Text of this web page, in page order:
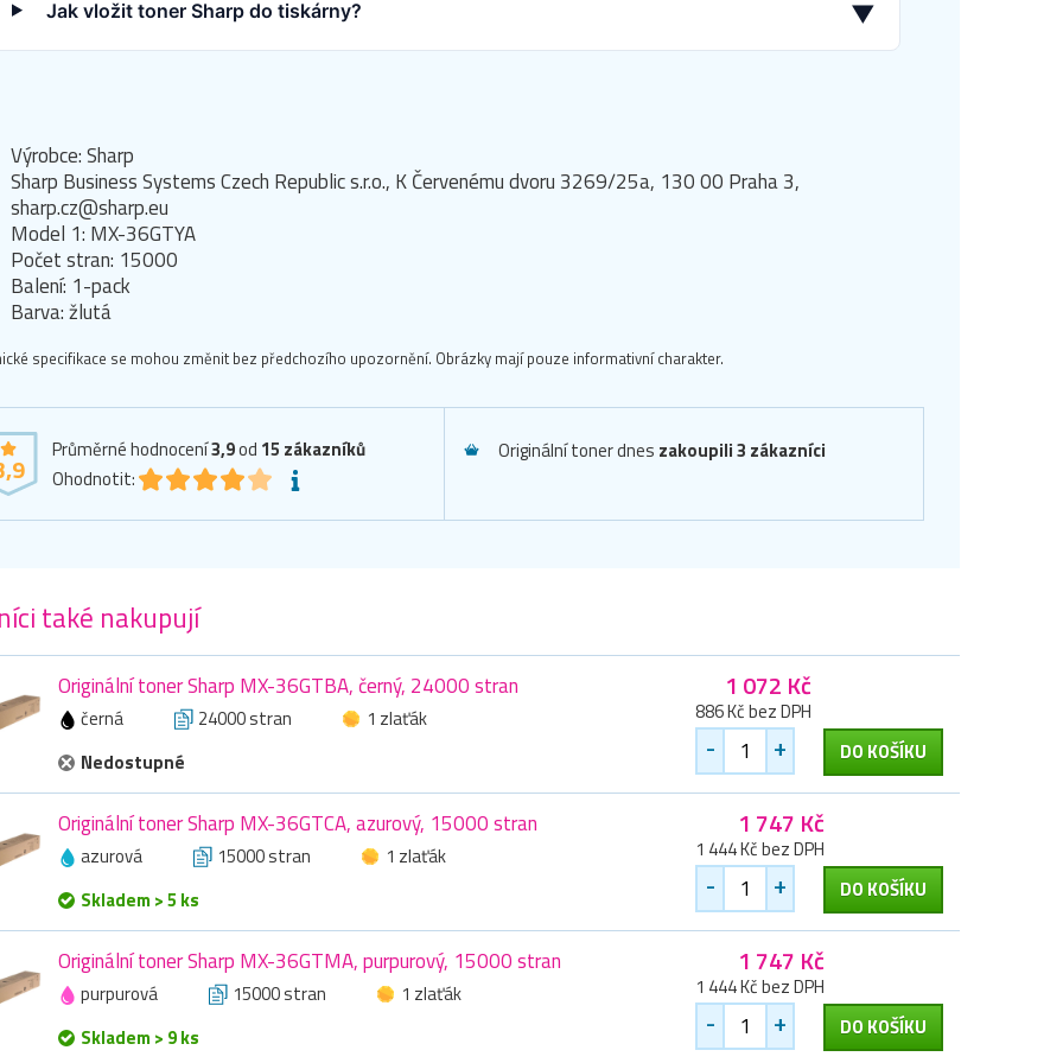
Jak vložit toner Sharp do tiskárny? ▼
Výrobce: Sharp
Sharp Business Systems Czech Republic s.r.o., K Červenému dvoru 3269/25a, 130 00 Praha 3,
sharp.cz@sharp.eu
Model 1: MX-36GTYA
Počet stran: 15000
Balení: 1-pack
Barva: žlutá
specifikace se mohou změnit bez předchozího upozornění. Obrázky mají pouze informativní charakter.
Průměrné hodnocení3,9od 15 zákazníků
Ohodnotit:
Originální toner dnes zakoupili 3 zákazníci
také nakupují
Originální toner Sharp MX-36GTBA, černý, 24000 stran
černá 24000 stran
1 zlaťák
Nedostupné
1 072 Kč
886 Kč bez DPH
- + DO KOŠÍKU
Originální toner Sharp MX-36GTCA, azurový, 15000 stran
azurová 15000 stran
1 zlaťák
Skladem > 5 ks
1 747 Kč
1 444 Kč bez DPH
- + DO KOŠÍKU
Originální toner Sharp MX-36GTMA, purpurový, 15000 stran
purpurová 15000 stran
1 zlaťák
Skladem > 9 ks
1 747 Kč
1 444 Kč bez DPH
- + DO KOŠÍKU